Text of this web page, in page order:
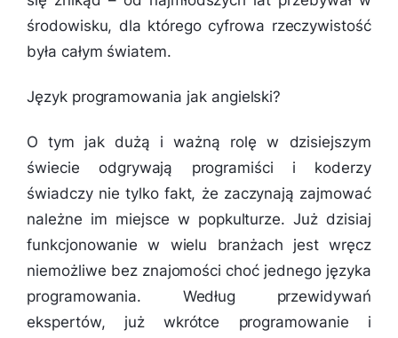
środowisku, dla którego cyfrowa rzeczywistość
była całym światem.
Język programowania jak angielski?
O tym jak dużą i ważną rolę w dzisiejszym
świecie odgrywają programiści i koderzy
świadczy nie tylko fakt, że zaczynają zajmować
należne im miejsce w popkulturze. Już dzisiaj
funkcjonowanie w wielu branżach jest wręcz
niemożliwe bez znajomości choć jednego języka
programowania. Według przewidywań
ekspertów, już wkrótce programowanie i